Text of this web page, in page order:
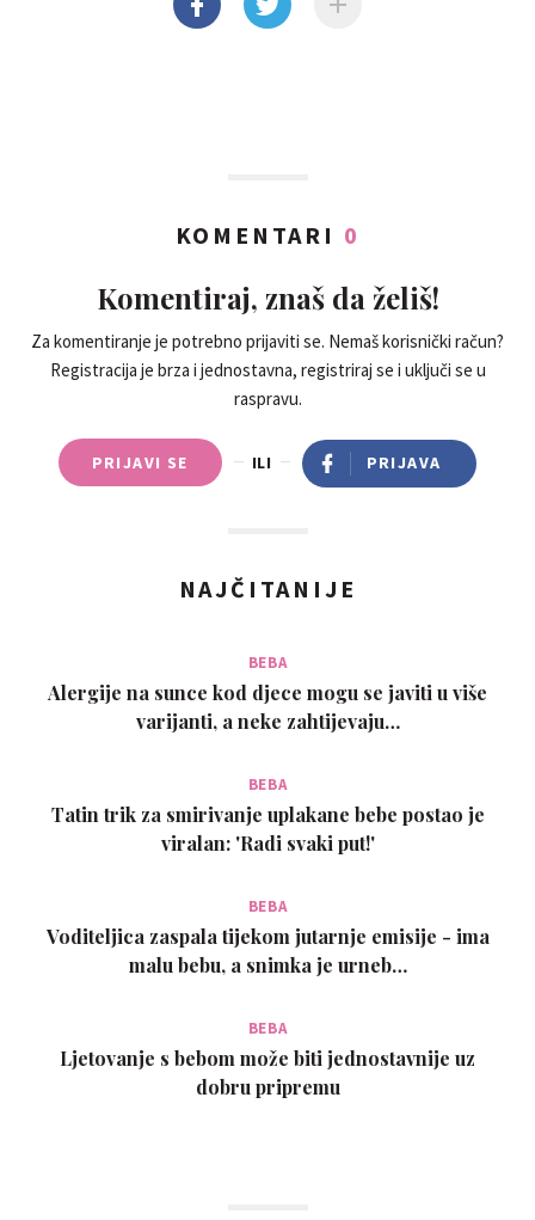
KOMENTARI 0
Komentiraj, znaš da želiš!
Za komentiranje je potrebno prijaviti se. Nemaš korisnički račun?
Registracija je brza i jednostavna, registriraj se i uključi se u
raspravu.
PRIJAVI SE ILI PRIJAVA
NAJČITANIJE
BEBA
Alergije na sunce kod djece mogu se javiti u više
varijanti, a neke zahtijevaju…
BEBA
Tatin trik za smirivanje uplakane bebe postao je
viralan: 'Radi svaki put!'
BEBA
Voditeljica zaspala tijekom jutarnje emisije - ima
malu bebu, a snimka je urneb…
BEBA
Ljetovanje s bebom može biti jednostavnije uz
dobru pripremu